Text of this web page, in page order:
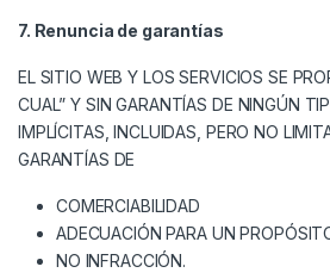
7. Renuncia de garantías
EL SITIO WEB Y LOS SERVICIOS SE
CUAL” Y SIN GARANTÍAS DE NINGÚN
IMPLÍCITAS, INCLUIDAS, PERO NO
GARANTÍAS DE
COMERCIABILIDAD
ADECUACIÓN PARA UN
NO INFRACCIÓN.